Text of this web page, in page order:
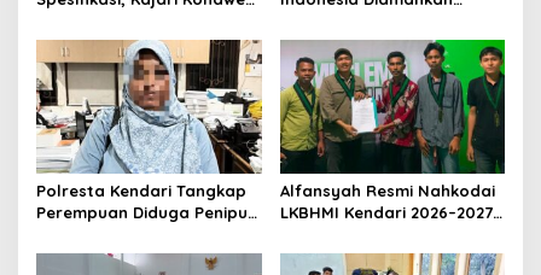
Rupbasan Rp1,9 Miliar
Dihentikan
Penelantaran Jemaah
Umrah Masuk Babak Baru
Polresta Kendari Tangkap
Perempuan Diduga Penipu
Rp588,1 Juta
Alfansyah Resmi Nahkodai
LKBHMI Kendari 2026–2027,
Hukum